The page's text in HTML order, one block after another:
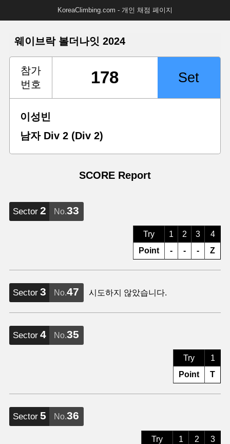
KoreaClimbing.com - 개인 채점 페이지
웨이브락 볼더나잇 2024
참가
번호
이성빈
남자 Div 2 (Div 2)
SCORE Report
Sector 2 No.33
Try
Point
1
-
2
-
3
-
4
Z
Sector 3 No.47 시도하지 않았습니다.
Sector 4 No.35
Try
Point
1
T
Sector 5 No.36
Try
1
2
3